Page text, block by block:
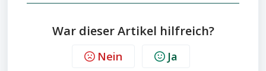
War dieser Artikel hilfreich?
Nein Ja